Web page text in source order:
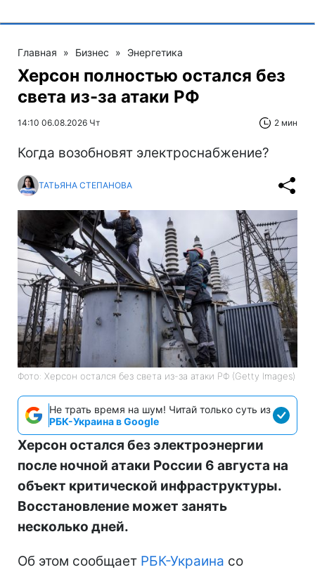
Главная » Бизнес » Энергетика
Херсон полностью остался без
света из-за атаки РФ
14:10 06.08.2026 Чт 2 мин
Когда возобновят электроснабжение?
ТАТЬЯНА СТЕПАНОВА
Фото: Херсон остался без света из-за атаки РФ (Getty Images)
Не трать время на шум! Читай только суть из
РБК-Украина в Google
Херсон остался без электроэнергии
после ночной атаки России 6 августа на
объект критической инфраструктуры.
Восстановление может занять
несколько дней.
Об этом сообщает РБК-Украина со